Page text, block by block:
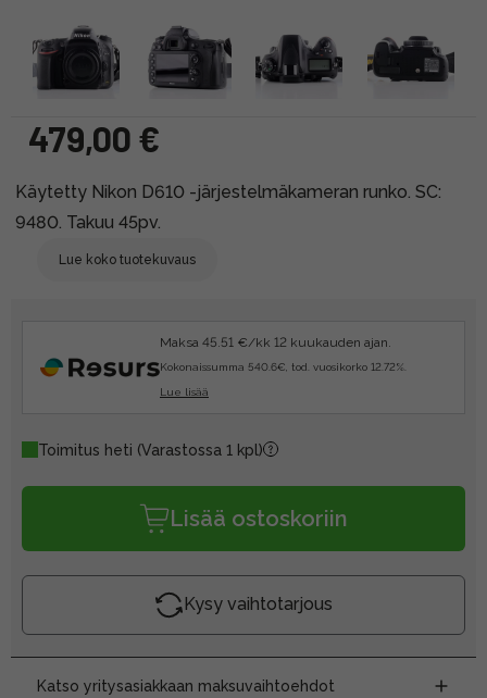
479,00 €
Käytetty Nikon D610 -järjestelmäkameran runko. SC:
9480. Takuu 45pv.
Lue koko tuotekuvaus
Maksa 45.51 €/kk 12 kuukauden ajan.
Kokonaissumma 540.6€, tod. vuosikorko 12.72%.
Lue lisää
Toimitus heti (Varastossa 1 kpl)
Lisää ostoskoriin
Kysy vaihtotarjous
Katso yritysasiakkaan maksuvaihtoehdot